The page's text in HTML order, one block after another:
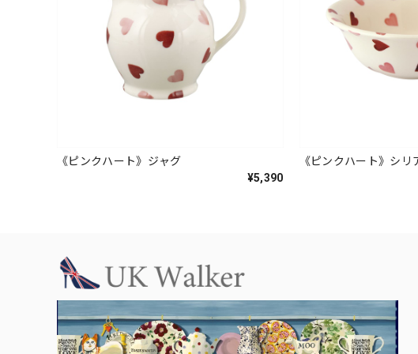
《ピンクハート》ジャグ
¥5,390
《ピンクハート》シリ